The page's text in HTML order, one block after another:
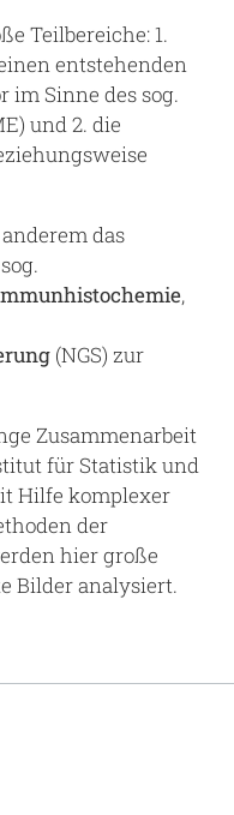
Teilbereiche: 1.
entstehenden
im Sinne des sog.
und 2. die
das
,
(NGS) zur
Zusammenarbeit
für Statistik und
Hilfe komplexer
der
hier große
Bilder analysiert.